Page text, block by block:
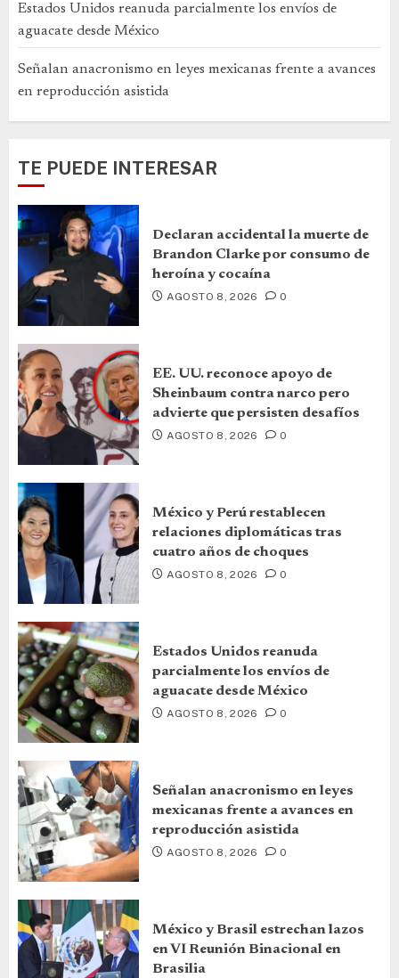
Estados Unidos reanuda parcialmente los envíos de
aguacate desde México
Señalan anacronismo en leyes mexicanas frente a avances
en reproducción asistida
TE PUEDE INTERESAR
Declaran accidental la muerte de
Brandon Clarke por consumo de
heroína y cocaína
AGOSTO 8, 2026 0
EE. UU. reconoce apoyo de
Sheinbaum contra narco pero
advierte que persisten desafíos
AGOSTO 8, 2026 0
México y Perú restablecen
relaciones diplomáticas tras
cuatro años de choques
AGOSTO 8, 2026 0
Estados Unidos reanuda
parcialmente los envíos de
aguacate desde México
AGOSTO 8, 2026 0
Señalan anacronismo en leyes
mexicanas frente a avances en
reproducción asistida
AGOSTO 8, 2026 0
México y Brasil estrechan lazos
en VI Reunión Binacional en
Brasilia